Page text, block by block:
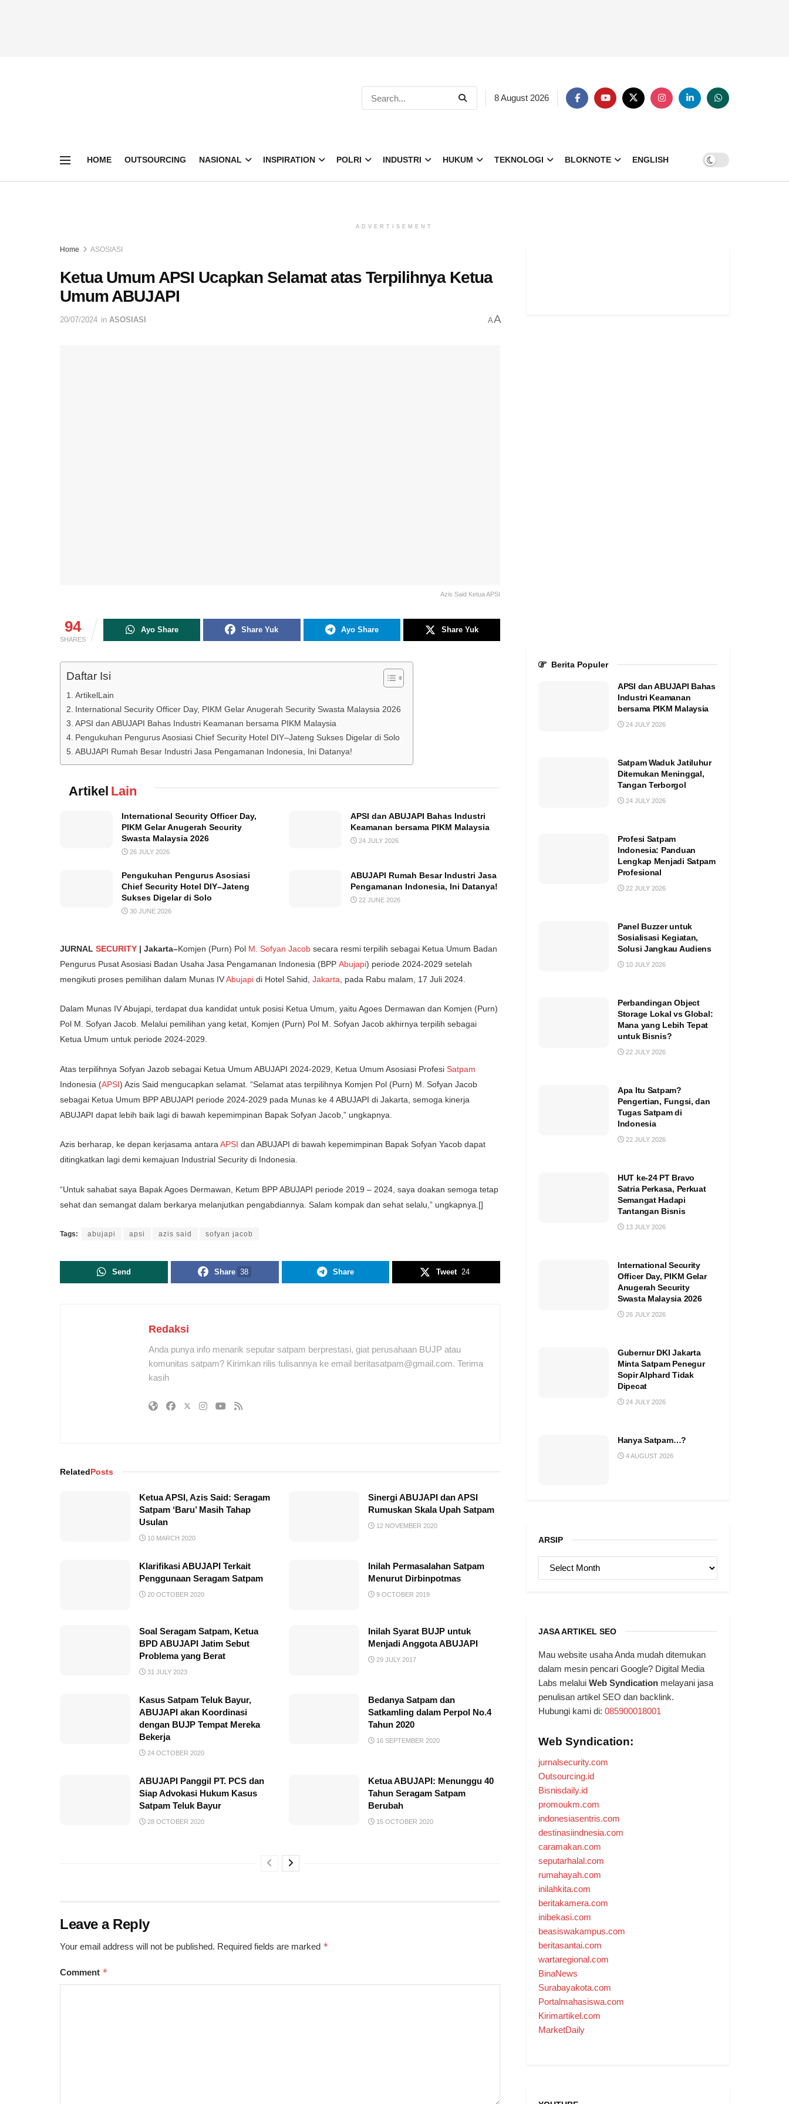
8 August 2026
HOME OUTSOURCING NASIONAL INSPIRATION POLRI INDUSTRI HUKUM TEKNOLOGI BLOKNOTE ENGLISH
ADVERTISEMENT
Home ASOSIASI
Ketua Umum APSI Ucapkan Selamat atas Terpilihnya Ketua
Umum ABUJAPI
20/07/2024 in ASOSIASI AA
Azis Said Ketua APSI
94
SHARES
Ayo Share Share Yuk Ayo Share Share Yuk
Daftar Isi
ArtikelLain
International Security Officer Day, PIKM Gelar Anugerah Security Swasta Malaysia 2026
APSI dan ABUJAPI Bahas Industri Keamanan bersama PIKM Malaysia
Pengukuhan Pengurus Asosiasi Chief Security Hotel DIY–Jateng Sukses Digelar di Solo
ABUJAPI Rumah Besar Industri Jasa Pengamanan Indonesia, Ini Datanya!
Artikel Lain
International Security Officer Day,
PIKM Gelar Anugerah Security
Swasta Malaysia 2026
26 JULY 2026
APSI dan ABUJAPI Bahas Industri
Keamanan bersama PIKM Malaysia
24 JULY 2026
Pengukuhan Pengurus Asosiasi
Chief Security Hotel DIY–Jateng
Sukses Digelar di Solo
30 JUNE 2026
ABUJAPI Rumah Besar Industri Jasa
Pengamanan Indonesia, Ini Datanya!
22 JUNE 2026
JURNAL SECURITY | Jakarta–Komjen (Purn) Pol M. Sofyan Jacob secara resmi terpilih sebagai Ketua Umum Badan
Pengurus Pusat Asosiasi Badan Usaha Jasa Pengamanan Indonesia (BPP Abujapi) periode 2024-2029 setelah
mengikuti proses pemilihan dalam Munas IVAbujapi di Hotel Sahid, Jakarta , pada Rabu malam, 17 Juli 2024.
Dalam Munas IV Abujapi, terdapat dua kandidat untuk posisi Ketua Umum, yaitu Agoes Dermawan dan Komjen (Purn)
Pol M. Sofyan Jacob. Melalui pemilihan yang ketat, Komjen (Purn) Pol M. Sofyan Jacob akhirnya terpilih sebagai
Ketua Umum untuk periode 2024-2029.
Atas terpilihnya Sofyan Jazob sebagai Ketua Umum ABUJAPI 2024-2029, Ketua Umum Asosiasi Profesi Satpam
Indonesia (APSI) Azis Said mengucapkan selamat. “Selamat atas terpilihnya Komjen Pol (Purn) M. Sofyan Jacob
sebagai Ketua Umum BPP ABUJAPI periode 2024-2029 pada Munas ke 4 ABUJAPI di Jakarta, semoga kinerja
ABUJAPI dapat lebih baik lagi di bawah kepemimpinan Bapak Sofyan Jacob,” ungkapnya.
Azis berharap, ke depan kerjasama antaraAPSI dan ABUJAPI di bawah kepemimpinan Bapak Sofyan Yacob dapat
ditingkatkan lagi demi kemajuan Industrial Security di Indonesia.
“Untuk sahabat saya Bapak Agoes Dermawan, Ketum BPP ABUJAPI periode 2019 – 2024, saya doakan semoga tetap
sehat dan semangat dalam berkarya melanjutkan pengabdiannya. Salam kompak dan sehat selalu,” ungkapnya.[]
Tags: abujapi apsi azis said sofyan jacob
Send Share 38 Share Tweet 24
Redaksi
Anda punya info menarik seputar satpam berprestasi, giat perusahaan BUJP atau
komunitas satpam? Kirimkan rilis tulisannya ke email beritasatpam@gmail.com. Terima
kasih
RelatedPosts
Ketua APSI, Azis Said: Seragam
Satpam ‘Baru’ Masih Tahap
Usulan
10 MARCH 2020
Sinergi ABUJAPI dan APSI
Rumuskan Skala Upah Satpam
12 NOVEMBER 2020
Klarifikasi ABUJAPI Terkait
Penggunaan Seragam Satpam
20 OCTOBER 2020
Inilah Permasalahan Satpam
Menurut Dirbinpotmas
9 OCTOBER 2019
Soal Seragam Satpam, Ketua
BPD ABUJAPI Jatim Sebut
Problema yang Berat
31 JULY 2023
Inilah Syarat BUJP untuk
Menjadi Anggota ABUJAPI
29 JULY 2017
Kasus Satpam Teluk Bayur,
ABUJAPI akan Koordinasi
dengan BUJP Tempat Mereka
Bekerja
24 OCTOBER 2020
Bedanya Satpam dan
Satkamling dalam Perpol No.4
Tahun 2020
16 SEPTEMBER 2020
ABUJAPI Panggil PT. PCS dan
Siap Advokasi Hukum Kasus
Satpam Teluk Bayur
28 OCTOBER 2020
Ketua ABUJAPI: Menunggu 40
Tahun Seragam Satpam
Berubah
15 OCTOBER 2020
Leave a Reply
Your email address will not be published. Required fields are marked *
Comment *
Berita Populer
APSI dan ABUJAPI Bahas
Industri Keamanan
bersama PIKM Malaysia
24 JULY 2026
Satpam Waduk Jatiluhur
Ditemukan Meninggal,
Tangan Terborgol
24 JULY 2026
Profesi Satpam
Indonesia: Panduan
Lengkap Menjadi Satpam
Profesional
22 JULY 2026
Panel Buzzer untuk
Sosialisasi Kegiatan,
Solusi Jangkau Audiens
10 JULY 2026
Perbandingan Object
Storage Lokal vs Global:
Mana yang Lebih Tepat
untuk Bisnis?
22 JULY 2026
Apa Itu Satpam?
Pengertian, Fungsi, dan
Tugas Satpam di
Indonesia
22 JULY 2026
HUT ke-24 PT Bravo
Satria Perkasa, Perkuat
Semangat Hadapi
Tantangan Bisnis
13 JULY 2026
International Security
Officer Day, PIKM Gelar
Anugerah Security
Swasta Malaysia 2026
26 JULY 2026
Gubernur DKI Jakarta
Minta Satpam Penegur
Sopir Alphard Tidak
Dipecat
24 JULY 2026
Hanya Satpam…?
4 AUGUST 2026
ARSIP
ARSIP
JASA ARTIKEL SEO
Mau website usaha Anda mudah ditemukan
dalam mesin pencari Google? Digital Media
Labs melalui Web Syndication melayani jasa
penulisan artikel SEO dan backlink.
Hubungi kami di: 085900018001
Web Syndication:
jurnalsecurity.com
Outsourcing.id
Bisnisdaily.id
promoukm.com
indonesiasentris.com
destinasiindnesia.com
caramakan.com
seputarhalal.com
rumahayah.com
inilahkita.com
beritakamera.com
inibekasi.com
beasiswakampus.com
beritasantai.com
wartaregional.com
BinaNews
Surabayakota.com
Portalmahasiswa.com
Kirimartikel.com
MarketDaily